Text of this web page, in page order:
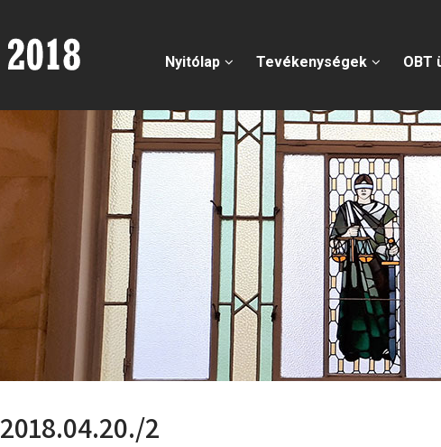
Nyitólap Tevékenységek OBT
2018.04.20./2